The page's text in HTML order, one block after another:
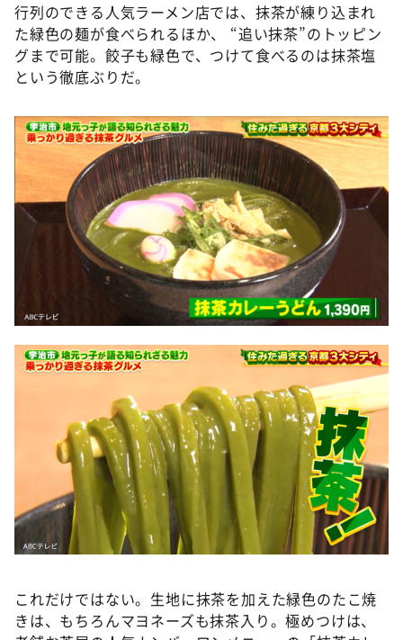
行列のできる人気ラーメン店では、抹茶が練り込まれ
た緑色の麺が食べられるほか、 “追い抹茶”のトッピン
グまで可能。餃子も緑色で、つけて食べるのは抹茶塩
という徹底ぶりだ。
これだけではない。生地に抹茶を加えた緑色のたこ焼
きは、もちろんマヨネーズも抹茶入り。極めつけは、